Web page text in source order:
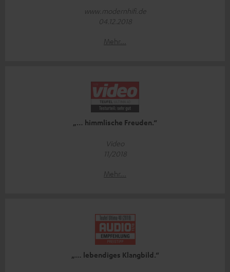
www.modernhifi.de
04.12.2018
Mehr...
„… himmlische Freuden.“
Video
11/2018
Mehr...
„… lebendiges Klangbild.“